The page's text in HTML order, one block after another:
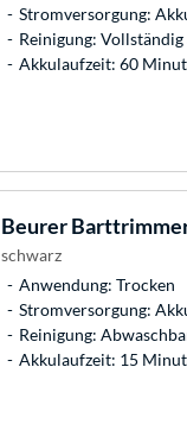
Stromversorgung:
Reinigung:
Akkulaufzeit: 60
Beurer
schwarz
Anwendung: Trocken
Stromversorgung:
Reinigung:
Akkulaufzeit: 15